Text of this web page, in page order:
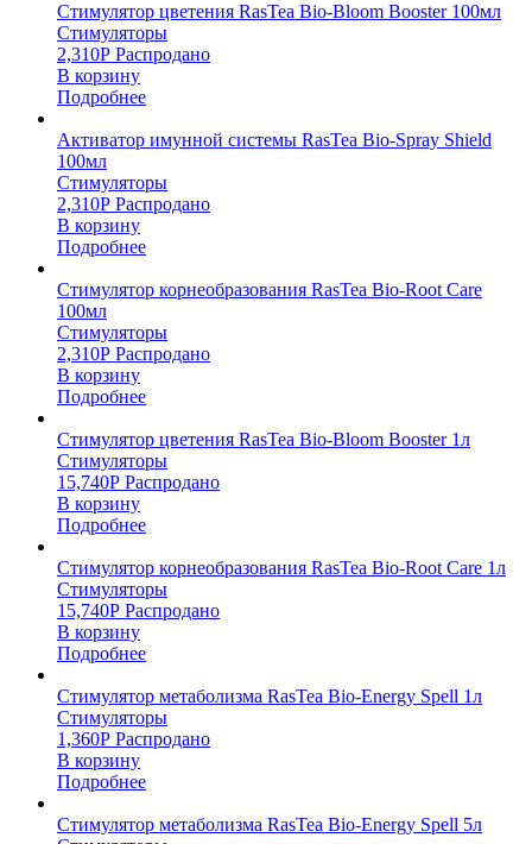
Стимулятор цветения RasTea Bio-Bloom Booster 100мл
Стимуляторы
2,310Р Распродано
В корзину
Подробнее
Активатор имунной системы RasTea Bio-Spray Shield
100мл
Стимуляторы
2,310Р Распродано
В корзину
Подробнее
Стимулятор корнеобразования RasTea Bio-Root Care
100мл
Стимуляторы
2,310Р Распродано
В корзину
Подробнее
Стимулятор цветения RasTea Bio-Bloom Booster 1л
Стимуляторы
15,740Р Распродано
В корзину
Подробнее
Стимулятор корнеобразования RasTea Bio-Root Care 1л
Стимуляторы
15,740Р Распродано
В корзину
Подробнее
Стимулятор метаболизма RasTea Bio-Energy Spell 1л
Стимуляторы
1,360Р Распродано
В корзину
Подробнее
Стимулятор метаболизма RasTea Bio-Energy Spell 5л